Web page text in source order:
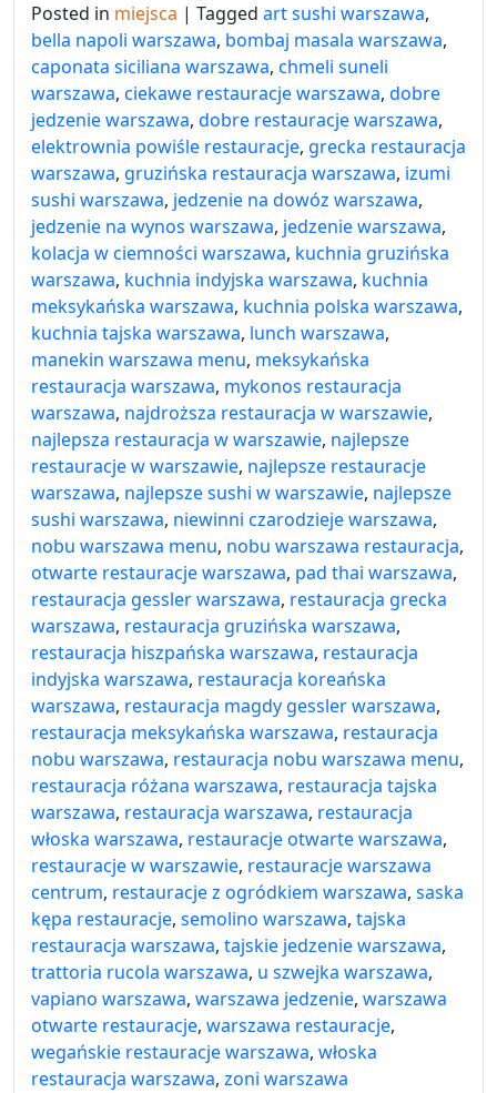
Posted in miejsca | Tagged art sushi warszawa,
bella napoli warszawa, bombaj masala warszawa,
caponata siciliana warszawa, chmeli suneli
warszawa, ciekawe restauracje warszawa, dobre
jedzenie warszawa, dobre restauracje warszawa,
elektrownia powiśle restauracje, grecka restauracja
warszawa, gruzińska restauracja warszawa, izumi
sushi warszawa, jedzenie na dowóz warszawa,
jedzenie na wynos warszawa, jedzenie warszawa,
kolacja w ciemności warszawa, kuchnia gruzińska
warszawa, kuchnia indyjska warszawa, kuchnia
meksykańska warszawa, kuchnia polska warszawa,
kuchnia tajska warszawa, lunch warszawa,
manekin warszawa menu, meksykańska
restauracja warszawa, mykonos restauracja
warszawa, najdroższa restauracja w warszawie,
najlepsza restauracja w warszawie, najlepsze
restauracje w warszawie, najlepsze restauracje
warszawa, najlepsze sushi w warszawie, najlepsze
sushi warszawa, niewinni czarodzieje warszawa,
nobu warszawa menu, nobu warszawa restauracja,
otwarte restauracje warszawa, pad thai warszawa,
restauracja gessler warszawa, restauracja grecka
warszawa, restauracja gruzińska warszawa,
restauracja hiszpańska warszawa, restauracja
indyjska warszawa, restauracja koreańska
warszawa, restauracja magdy gessler warszawa,
restauracja meksykańska warszawa, restauracja
nobu warszawa, restauracja nobu warszawa menu,
restauracja różana warszawa, restauracja tajska
warszawa, restauracja warszawa, restauracja
włoska warszawa, restauracje otwarte warszawa,
restauracje w warszawie, restauracje warszawa
centrum, restauracje z ogródkiem warszawa, saska
kępa restauracje, semolino warszawa, tajska
restauracja warszawa, tajskie jedzenie warszawa,
trattoria rucola warszawa, u szwejka warszawa,
vapiano warszawa, warszawa jedzenie, warszawa
otwarte restauracje, warszawa restauracje,
wegańskie restauracje warszawa, włoska
restauracja warszawa, zoni warszawa